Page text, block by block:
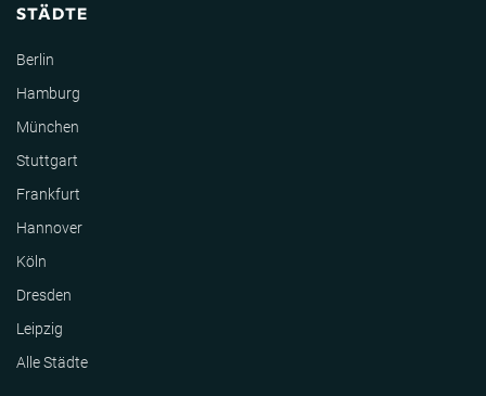
STÄDTE
Berlin
Hamburg
München
Stuttgart
Frankfurt
Hannover
Köln
Dresden
Leipzig
Alle Städte